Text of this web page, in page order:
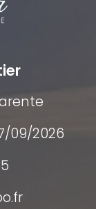
09/2026